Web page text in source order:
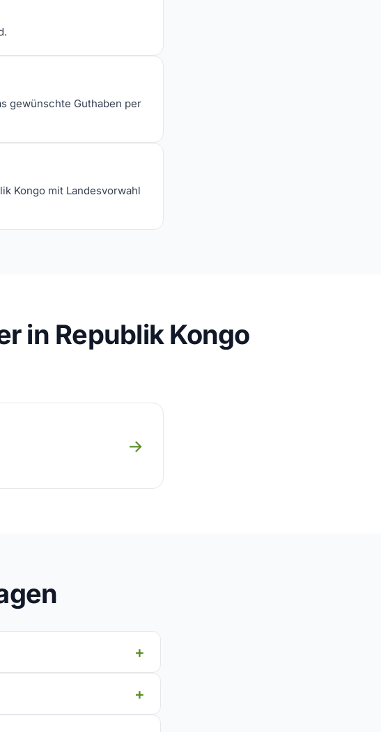
gewünschte Guthaben per
Kongo mit Landesvorwahl
in Republik Kongo
→